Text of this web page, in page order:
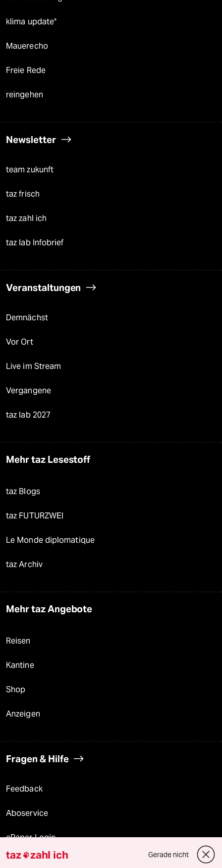
klima update°
Mauerecho
Freie Rede
reingehen
Newsletter
team zukunft
taz frisch
taz zahl ich
taz lab Infobrief
Veranstaltungen
Demnächst
Vor Ort
Live im Stream
Vergangene
taz lab 2027
Mehr taz Lesestoff
taz Blogs
taz FUTURZWEI
Le Monde diplomatique
taz Archiv
Mehr taz Angebote
Reisen
Kantine
Shop
Anzeigen
Fragen & Hilfe
Feedback
Aboservice
ePaper Login
Downloads für Abonnierende
taz zahl ich Gerade nicht